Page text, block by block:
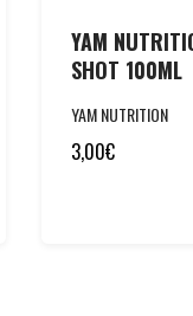
YAM
SHOT 100ML
YAM NUTRITION
3,00€